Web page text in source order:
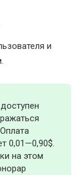
и
0,01—0,90$.
на этом